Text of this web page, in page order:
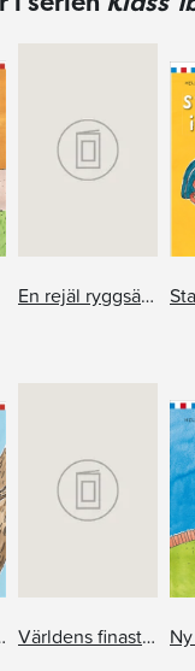
En rejäl ryggsäck
Världens finaste glasögon